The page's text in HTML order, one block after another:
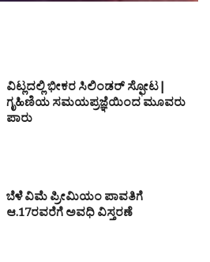
ವಿಟ್ಲದಲ್ಲಿ ಭೀಕರ ಸಿಲಿಂಡರ್ ಸ್ಫೋಟ|
ಗೃಹಿಣಿಯ ಸಮಯಪ್ರಜ್ಞೆಯಿಂದ ಮೂವರು
ಪಾರು
ಬೆಳೆ ವಿಮೆ ಪ್ರೀಮಿಯಂ ಪಾವತಿಗೆ
ಆ.17ರವರೆಗೆ ಅವಧಿ ವಿಸ್ತರಣೆ